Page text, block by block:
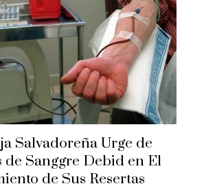
Salvadoreña Urge de
de Sanggre Debid en El
de Sus Resertas